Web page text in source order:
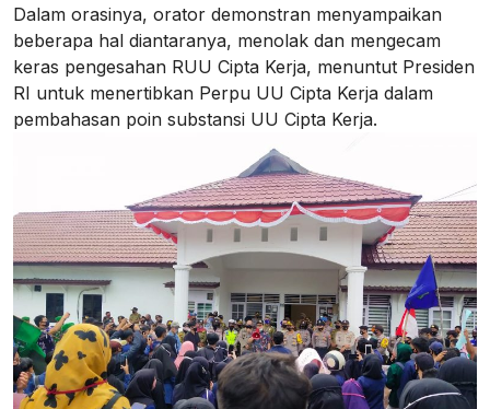
Dalam orasinya, orator demonstran menyampaikan
beberapa hal diantaranya, menolak dan mengecam
keras pengesahan RUU Cipta Kerja, menuntut Presiden
RI untuk menertibkan Perpu UU Cipta Kerja dalam
pembahasan poin substansi UU Cipta Kerja.